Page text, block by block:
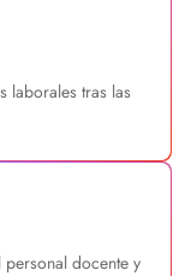
laborales tras las
docente y